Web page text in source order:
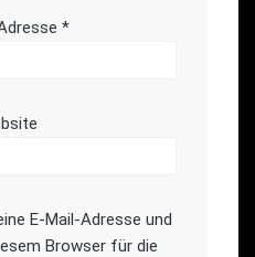
*
E-Mail-Adresse und
Browser für die